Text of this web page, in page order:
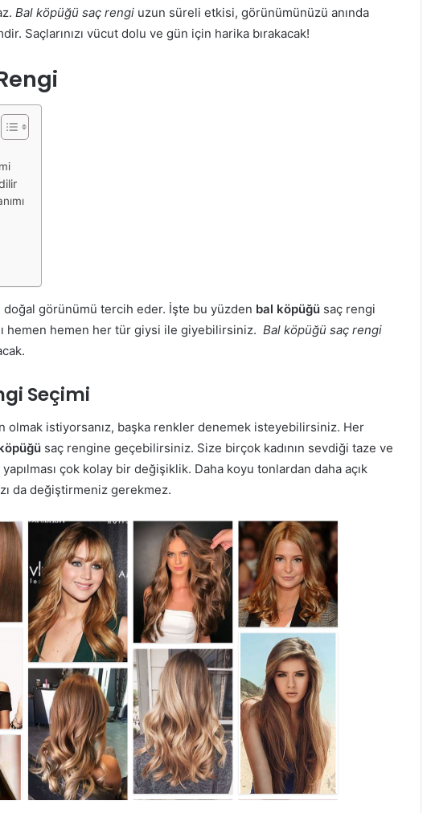
Bal köpüğü saç rengi uzun süreli etkisi, görünümünüzü anında
Saçlarınızı vücut dolu ve gün için harika bırakacak!
doğal görünümü tercih eder. İşte bu yüzden bal köpüğü saç rengi
hemen hemen her tür giysi ile giyebilirsiniz. Bal köpüğü saç rengi
Seçimi
olmak istiyorsanız, başka renkler denemek isteyebilirsiniz. Her
saç rengine geçebilirsiniz. Size birçok kadının sevdiği taze ve
çok kolay bir değişiklik. Daha koyu tonlardan daha açık
da değiştirmeniz gerekmez.